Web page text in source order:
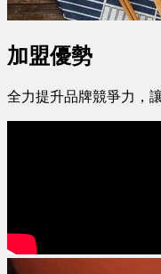
加盟優勢
全力提升品牌競爭力，